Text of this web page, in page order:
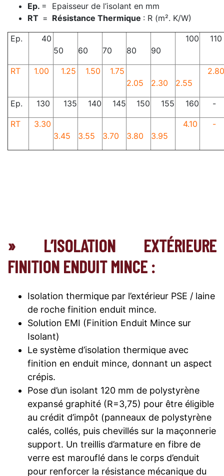
Ep. = Epaisseur de l’isolant en mm
RT = Résistance Thermique : R (m². K/W)
Ep.
40
50
60 70 80 90
100 110
RT 1.00 1.25 1.50
1.75
2.05
2.30 2.55
2.80
Ep. 130 135 140 145 150 155 160 -
RT
3.30
3.45
3.55 3.70 3.80 3.95
4.10 -
» L’ISOLATION EXTÉRIEURE
FINITION ENDUIT MINCE :
Isolation thermique par l’extérieur PSE / laine
de roche finition enduit mince.
Solution EMI (Finition Enduit Mince sur
Isolant)
Le système d’isolation thermique avec
finition en enduit mince, donnant un aspect
crépis.
Pose d’un isolant 120 mm de polystyrène
expansé graphité (R=3,75) pour être éligible
au crédit d’impôt (panneaux de polystyrène
calés, collés, puis chevillés sur la maçonnerie
support. Un treillis d’armature en fibre de
verre est marouflé dans le corps d’enduit
pour renforcer la résistance mécanique du